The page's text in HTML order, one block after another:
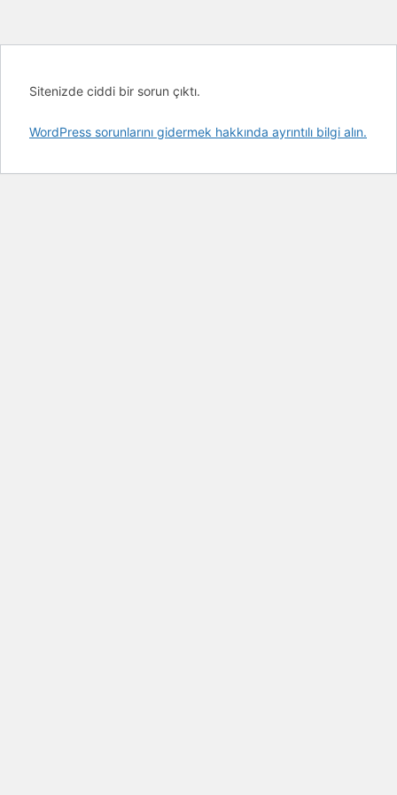
Sitenizde ciddi bir sorun çıktı.
WordPress sorunlarını gidermek hakkında ayrıntılı bilgi alın.